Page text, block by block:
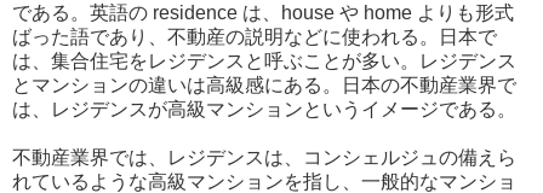
である。英語の residence は、house や home よりも形式
ばった語であり、不動産の説明などに使われる。日本で
は、集合住宅をレジデンスと呼ぶことが多い。レジデンス
とマンションの違いは高級感にある。日本の不動産業界で
は、レジデンスが高級マンションというイメージである。
不動産業界では、レジデンスは、コンシェルジュの備えら
れているような高級マンションを指し、一般的なマンショ